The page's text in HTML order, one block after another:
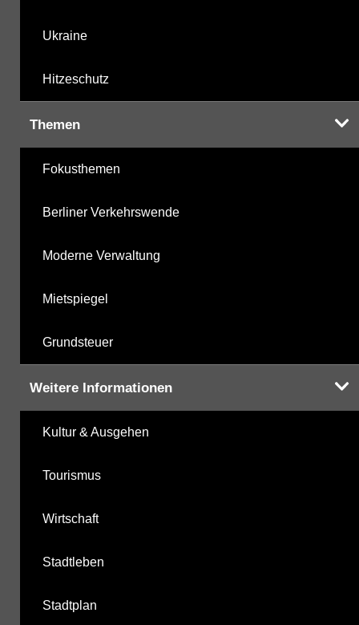
Ukraine
Hitzeschutz
Themen
Fokusthemen
Berliner Verkehrswende
Moderne Verwaltung
Mietspiegel
Grundsteuer
Weitere Informationen
Kultur & Ausgehen
Tourismus
Wirtschaft
Stadtleben
Stadtplan